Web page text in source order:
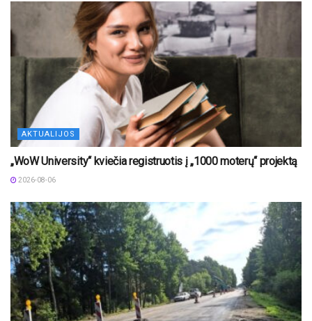
AKTUALIJOS
„WoW University“ kviečia registruotis į „1000 moterų“ projektą
2026-08-06